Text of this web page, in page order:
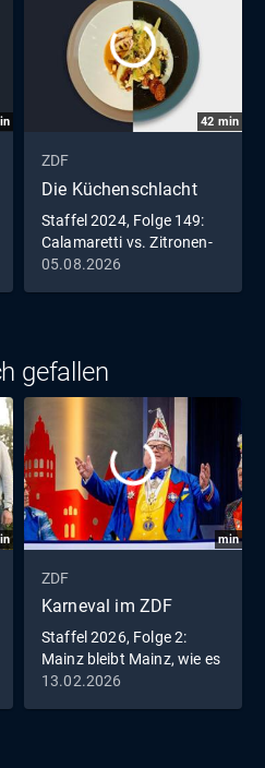
42 min
ZDF
Die Küchenschlacht
Staffel 2024, Folge 149:
Calamaretti vs. Zitronen-
Fenchel
05.08.2026
gefallen
min
ZDF
Karneval im ZDF
Staffel 2026, Folge 2:
Mainz bleibt Mainz, wie es
singt und lacht
13.02.2026